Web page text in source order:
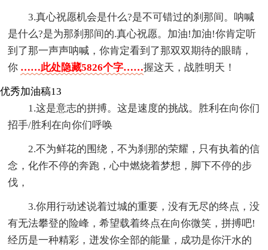
3.真心祝愿机会是什么?是不可错过的刹那间。呐喊
是什么?是为那刹那间的.真心祝愿。加油!加油!你肯定听
到了那一声声呐喊，你肯定看到了那双双期待的眼睛，
你 ……此处隐藏5826个字……握这天，战胜明天！
优秀加油稿13
1.这是意志的拼搏。这是速度的挑战。胜利在向你们
招手/胜利在向你们呼唤
2.不为鲜花的围绕，不为刹那的荣耀，只有执着的信
念，化作不停的奔跑，心中燃烧着梦想，脚下不停的步
伐，
3.你用行动述说着过城的重要，没有无尽的终点，没
有无法攀登的险峰，希望载着终点在向你微笑，拼搏吧!
经历是一种精彩，迸发你全部的能量，成功是你汗水的